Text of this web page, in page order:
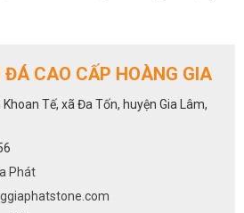
ĐÁ CAO CẤP HOÀNG GIA
Tế, xã Đa Tốn, huyện Gia Lâm,
Phát